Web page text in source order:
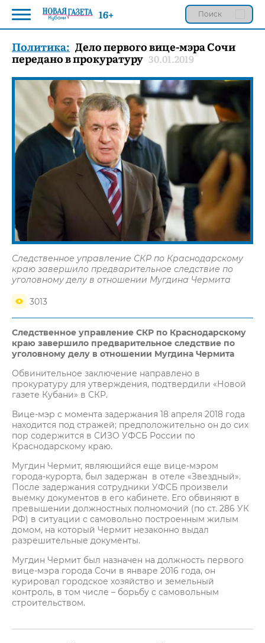
Политика: Дело первого вице-мэра Сочи
передано в прокуратуру 30.01.2019
Следственное управление СКР по Краснодарскому
краю завершило предварительное следствие по
уголовному делу в отношении Мугдина Чермита
3013
Следственное управление СКР по Краснодарскому
краю завершило предварительное следствие по
уголовному делу в отношении Мугдина Чермита
Обвинительное заключение направлено в
прокуратуру для утверждения, подтвердили «Новой
газете Кубани» в СКР.
Вице-мэр с момента задержания 18 апреля 2018 года
находится под стражей; предположительно он до сих
пор содержится в СИЗО УФСБ России по
Краснодарскому краю.
Мугдин Чермит, являющийся еще вице-мэром
города-курорта, был задержан в отеле «Звездный».
После задержания сотрудники УФСБ произвели
выемку документов в его кабинете. Его обвиняют в
превышении должностных полномочий (по ст. 286 УК
РФ) в ситуации с самовольно построенным жилым
домом, на который Чермит незаконно выдал
разрешительные документы.
Мугдин Чермит был назначен на должность первого
вице-мэра города Сочи в январе 2016 года, он
курировал городское хозяйство и земельный
контроль, в том числе – борьбу с самовольным
строительством.
16+